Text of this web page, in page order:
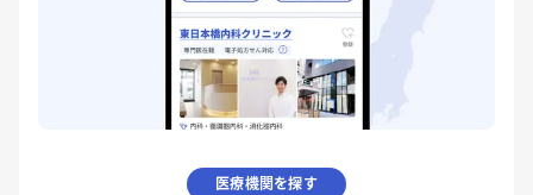
医療機関を探す